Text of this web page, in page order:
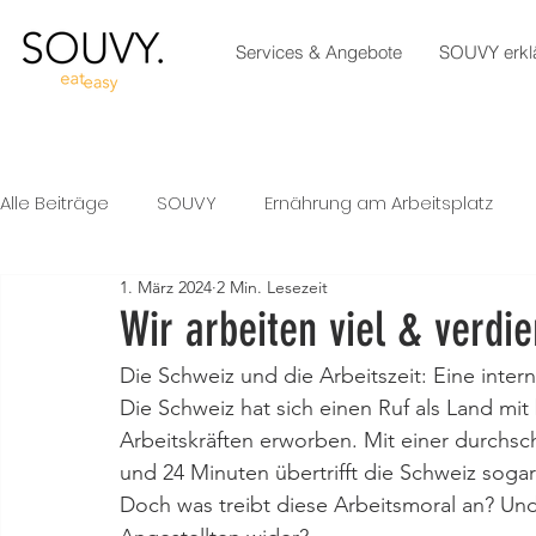
Services & Angebote SOUVY
Alle Beiträge SOUVY Ernährung am Arbeitsplatz
Wir arbeiten viel &
1. März 2024 2 Min. Lesezeit
Die Schweiz und die Arbeitszeit: Eine
Die Schweiz hat sich einen Ruf als Land
Arbeitskräften erworben. Mit einer
und 24 Minuten übertrifft die Schweiz
Doch was treibt diese Arbeitsmoral an?